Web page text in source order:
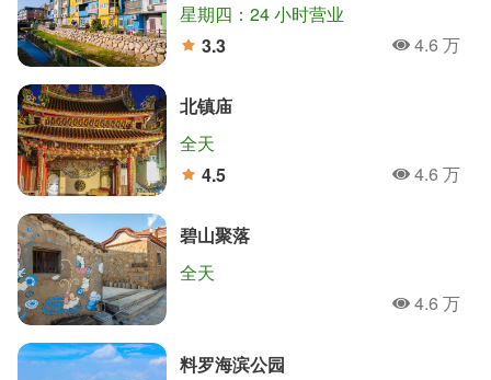
星期四：24 小时营业
3.3
人氣4.6 万
北镇庙
全天
4.5
人氣4.6 万
碧山聚落
全天
人氣4.6 万
料罗海滨公园